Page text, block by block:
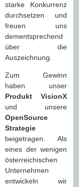
starke Konkurrenz
durchsetzen und
freuen uns
dementsprechend
über die
Auszeichnung.
Zum Gewinn
haben unser
Produkt VisionX
und unsere
OpenSource
Strategie
beigetragen. Als
eines der wenigen
österreichischen
Unternehmen
entwickeln wir